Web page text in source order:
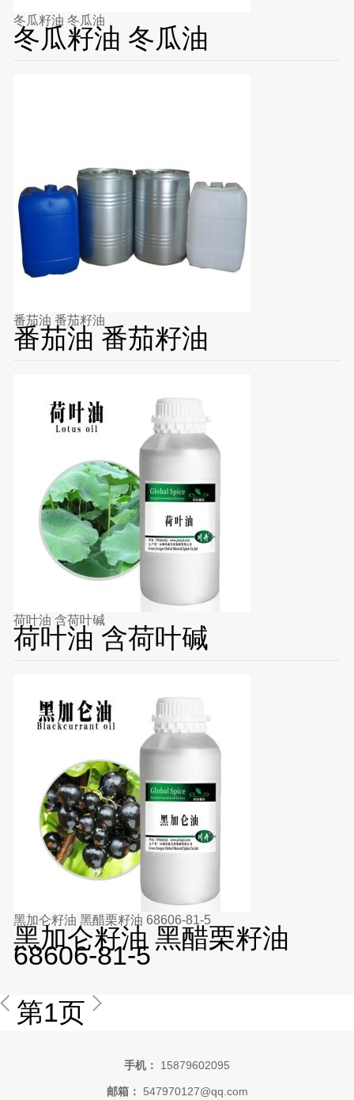
冬瓜籽油 冬瓜油
冬瓜籽油 冬瓜油
番茄油 番茄籽油
番茄油 番茄籽油
荷叶油 含荷叶碱
荷叶油 含荷叶碱
黑加仑籽油 黑醋栗籽油 68606-81-5
黑加仑籽油 黑醋栗籽油
68606-81-5
第1页
手机： 15879602095
邮箱： 547970127@qq.com